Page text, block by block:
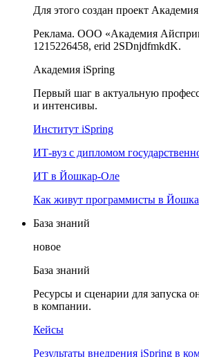
Для этого создан проект
Реклама. ООО «Академия
1215226458, erid 2SDnjdfmkdK.
Академия iSpring
Первый шаг в актуальную
и интенсивы.
Институт iSpring
ИТ-вуз с дипломом
ИТ в Йошкар-Оле
Как живут программисты в
База знаний
новое
База знаний
Ресурсы и сценарии для запуска
в компании.
Кейсы
Результаты внедрения iSpring в